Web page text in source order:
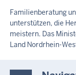
H
T
S
Familienberatung
unterstützen, die
meistern. Das
Land Nordrhein-